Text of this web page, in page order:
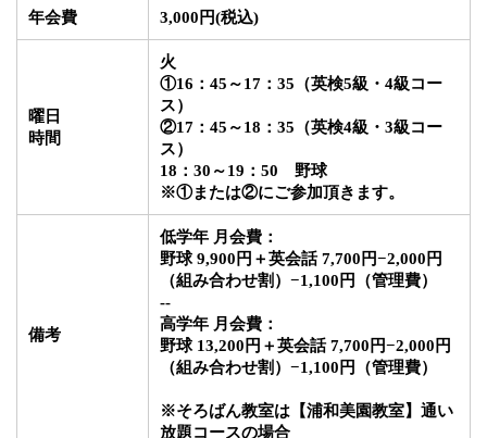
年会費 3,000円(税込)
曜日
時間
火
①16：45～17：35（英検5級・4級コー
ス）
②17：45～18：35（英検4級・3級コー
ス）
18：30～19：50 野球
※①または②にご参加頂きます。
備考
低学年 月会費 ：
野球 9,900円＋英会話 7,700円−2,000円
（組み合わせ割）−1,100円（管理費）
--
高学年 月会費 ：
野球 13,200円＋英会話 7,700円−2,000円
（組み合わせ割）−1,100円（管理費）
※そろばん教室は【浦和美園教室】通い
放題コースの場合